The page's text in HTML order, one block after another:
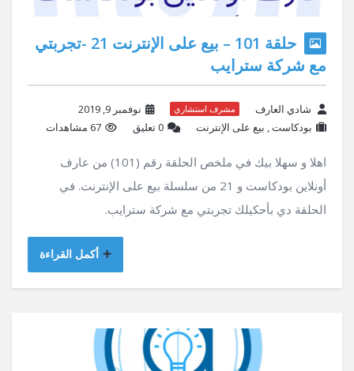
حلقة 101 – بيع على الإنترنت 21 -تجربتي
مع شركة سترايب
شادي العارف مشرف استشاري
نوفمبر 9, 2019
بودكاست, بيع على الإنترنت ‫0 تعليق 67 مشاهدات
اهلا و سهلا بيك في ملخص الحلقة رقم (101) من عارف
أونلاين بودكاست و 21 من سلسلة بيع على الإنترنت. في
الحلقة دي بأحكيلك تجربتي مع شركة سترايب.
أكمل القراءة